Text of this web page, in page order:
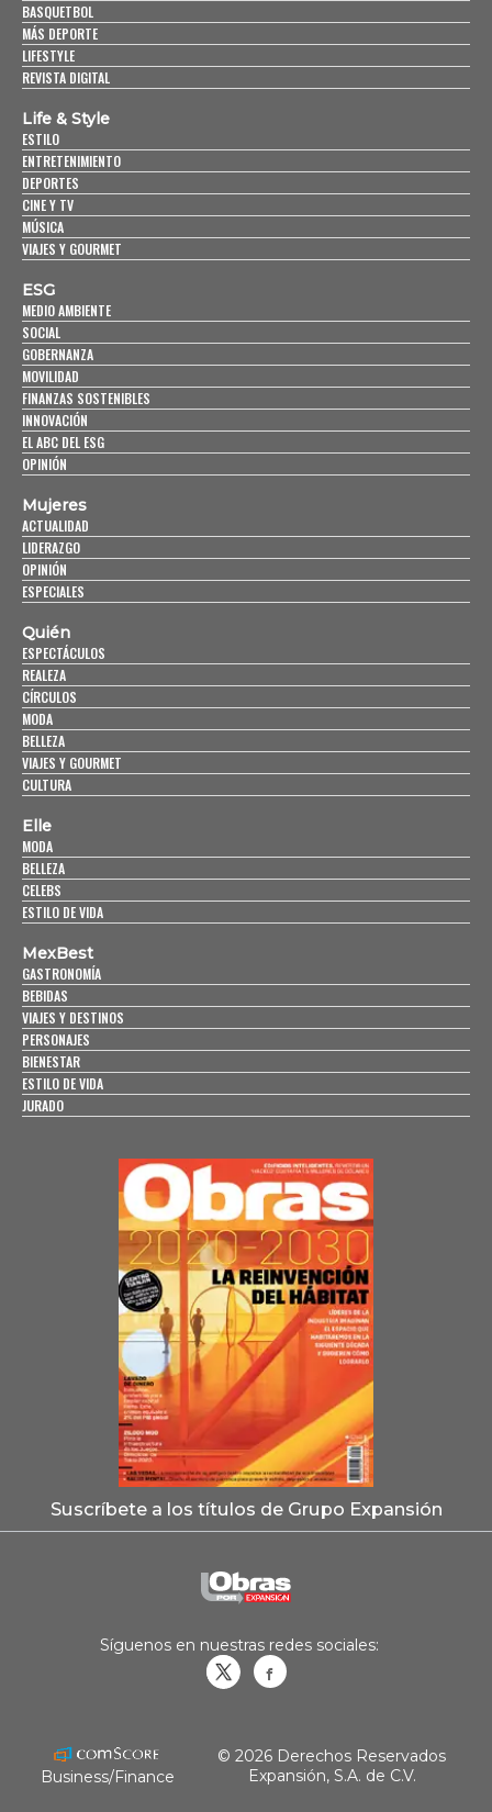
BASQUETBOL
MÁS DEPORTE
LIFESTYLE
REVISTA DIGITAL
Life & Style
ESTILO
ENTRETENIMIENTO
DEPORTES
CINE Y TV
MÚSICA
VIAJES Y GOURMET
ESG
MEDIO AMBIENTE
SOCIAL
GOBERNANZA
MOVILIDAD
FINANZAS SOSTENIBLES
INNOVACIÓN
EL ABC DEL ESG
OPINIÓN
Mujeres
ACTUALIDAD
LIDERAZGO
OPINIÓN
ESPECIALES
Quién
ESPECTÁCULOS
REALEZA
CÍRCULOS
MODA
BELLEZA
VIAJES Y GOURMET
CULTURA
Elle
MODA
BELLEZA
CELEBS
ESTILO DE VIDA
MexBest
GASTRONOMÍA
BEBIDAS
VIAJES Y DESTINOS
PERSONAJES
BIENESTAR
ESTILO DE VIDA
JURADO
Suscríbete a los títulos de Grupo Expansión
Síguenos en nuestras redes sociales:
Business/Finance
© 2026 Derechos Reservados
Expansión, S.A. de C.V.